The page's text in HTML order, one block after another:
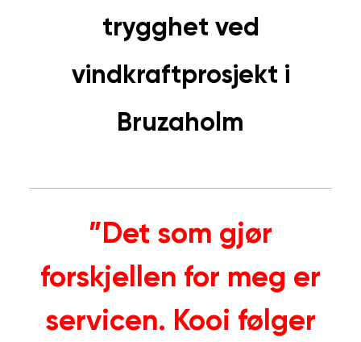
trygghet ved
vindkraftprosjekt i
Bruzaholm
”Det som gjør
forskjellen for meg er
servicen. Kooi følger